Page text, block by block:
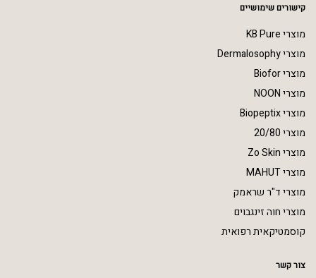
קישורים שימושיים
מוצרי KB Pure
מוצרי Dermalosophy
מוצרי Biofor
מוצרי NOON
מוצרי Biopeptix
מוצרי 20/80
מוצרי Zo Skin
מוצרי MAHUT
מוצרי ד"ר שראמק
מוצרי חוה זינגבוים
קוסמטיקאית רפואית
צור קשר